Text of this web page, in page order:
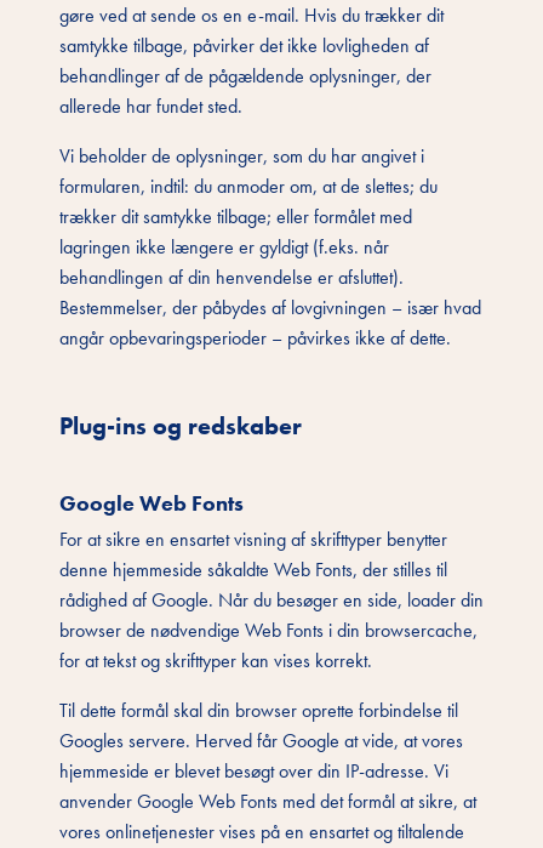
gøre ved at sende os en e-mail. Hvis du trækker dit
samtykke tilbage, påvirker det ikke lovligheden af
behandlinger af de pågældende oplysninger, der
allerede har fundet sted.
Vi beholder de oplysninger, som du har angivet i
formularen, indtil: du anmoder om, at de slettes; du
trækker dit samtykke tilbage; eller formålet med
lagringen ikke længere er gyldigt (f.eks. når
behandlingen af din henvendelse er afsluttet).
Bestemmelser, der påbydes af lovgivningen – især hvad
angår opbevaringsperioder – påvirkes ikke af dette.
Plug-ins og redskaber
Google Web Fonts
For at sikre en ensartet visning af skrifttyper benytter
denne hjemmeside såkaldte Web Fonts, der stilles til
rådighed af Google. Når du besøger en side, loader din
browser de nødvendige Web Fonts i din browsercache,
for at tekst og skrifttyper kan vises korrekt.
Til dette formål skal din browser oprette forbindelse til
Googles servere. Herved får Google at vide, at vores
hjemmeside er blevet besøgt over din IP-adresse. Vi
anvender Google Web Fonts med det formål at sikre, at
vores onlinetjenester vises på en ensartet og tiltalende